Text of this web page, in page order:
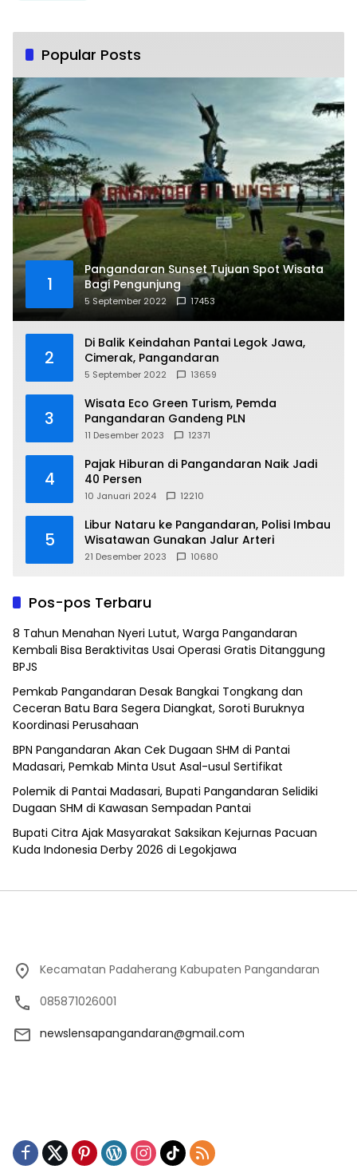
Popular Posts
1
Pangandaran Sunset Tujuan Spot Wisata
Bagi Pengunjung
5 September 2022 17453
2
Di Balik Keindahan Pantai Legok Jawa,
Cimerak, Pangandaran
5 September 2022 13659
3
Wisata Eco Green Turism, Pemda
Pangandaran Gandeng PLN
11 Desember 2023 12371
4
Pajak Hiburan di Pangandaran Naik Jadi
40 Persen
10 Januari 2024 12210
5
Libur Nataru ke Pangandaran, Polisi Imbau
Wisatawan Gunakan Jalur Arteri
21 Desember 2023 10680
Pos-pos Terbaru
8 Tahun Menahan Nyeri Lutut, Warga Pangandaran
Kembali Bisa Beraktivitas Usai Operasi Gratis Ditanggung
BPJS
Pemkab Pangandaran Desak Bangkai Tongkang dan
Ceceran Batu Bara Segera Diangkat, Soroti Buruknya
Koordinasi Perusahaan
BPN Pangandaran Akan Cek Dugaan SHM di Pantai
Madasari, Pemkab Minta Usut Asal-usul Sertifikat
Polemik di Pantai Madasari, Bupati Pangandaran Selidiki
Dugaan SHM di Kawasan Sempadan Pantai
Bupati Citra Ajak Masyarakat Saksikan Kejurnas Pacuan
Kuda Indonesia Derby 2026 di Legokjawa
Kecamatan Padaherang Kabupaten Pangandaran
085871026001
newslensapangandaran@gmail.com